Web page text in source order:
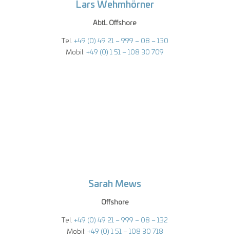
Lars Wehmhörner
AbtL Offshore
Tel. +49 (0) 49 21 – 999 – 08 – 130
Mobil:+49 (0) 1 51 – 108 30 709
Sarah Mews
Offshore
Tel.+49 (0) 49 21 – 999 – 08 – 132
Mobil: +49 (0) 1 51 – 108 30 718